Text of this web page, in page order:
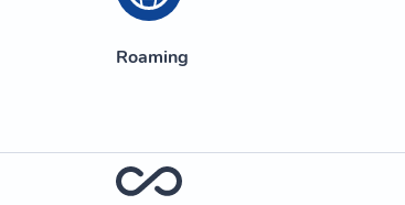
Roaming